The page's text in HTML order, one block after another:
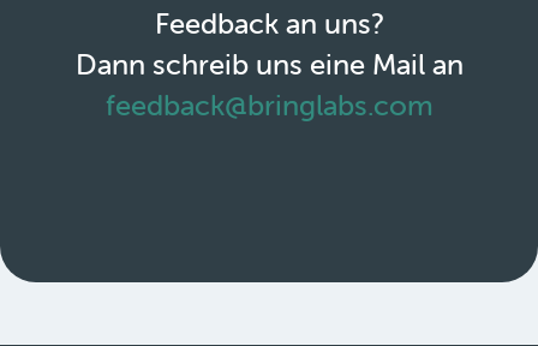
Feedback an uns?
Dann schreib uns eine Mail an
feedback@bringlabs.com